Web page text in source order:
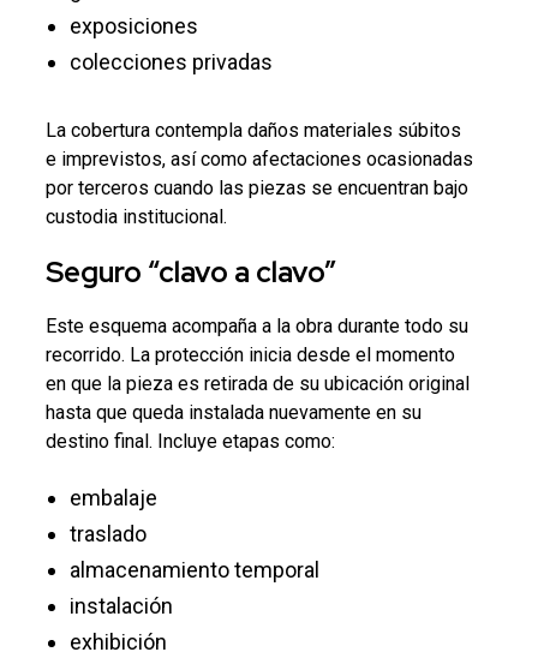
exposiciones
colecciones privadas
La cobertura contempla daños materiales súbitos
e imprevistos, así como afectaciones ocasionadas
por terceros cuando las piezas se encuentran bajo
custodia institucional.
Seguro “clavo a clavo”
Este esquema acompaña a la obra durante todo su
recorrido. La protección inicia desde el momento
en que la pieza es retirada de su ubicación original
hasta que queda instalada nuevamente en su
destino final. Incluye etapas como:
embalaje
traslado
almacenamiento temporal
instalación
exhibición